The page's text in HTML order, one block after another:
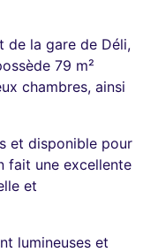
de la gare de Déli,
79 m²
chambres, ainsi
et disponible pour
fait une excellente
et
lumineuses et